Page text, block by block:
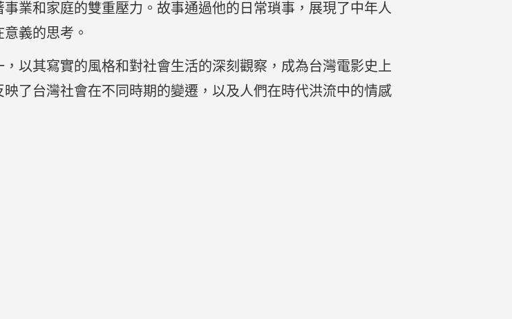
業和家庭的雙重壓力。故事通過他的日常瑣事，展現了中年人
義的思考。
以其寫實的風格和對社會生活的深刻觀察，成為台灣電影史上
了台灣社會在不同時期的變遷，以及人們在時代洪流中的情感